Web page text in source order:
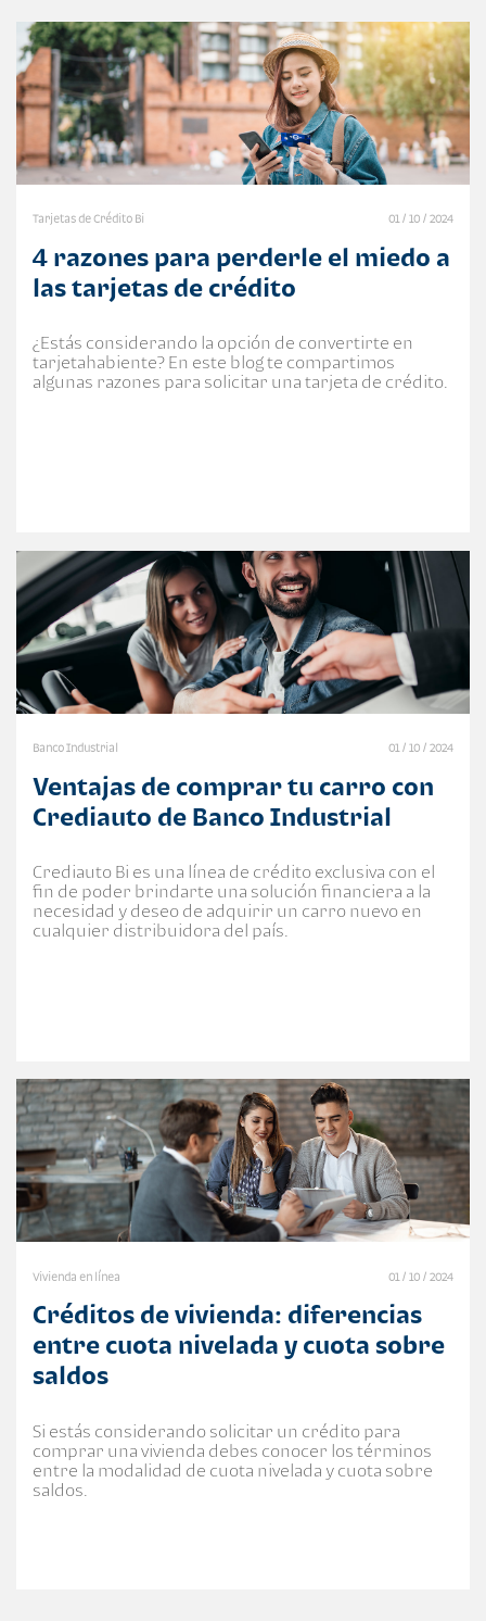
Tarjetas de Crédito Bi 01 / 10 / 2024
4 razones para perderle el miedo a
las tarjetas de crédito
¿Estás considerando la opción de convertirte en
tarjetahabiente? En este blog te compartimos
algunas razones para solicitar una tarjeta de crédito.
Banco Industrial 01 / 10 / 2024
Ventajas de comprar tu carro con
Crediauto de Banco Industrial
Crediauto Bi es una línea de crédito exclusiva con el
fin de poder brindarte una solución financiera a la
necesidad y deseo de adquirir un carro nuevo en
cualquier distribuidora del país.
Vivienda en línea 01 / 10 / 2024
Créditos de vivienda: diferencias
entre cuota nivelada y cuota sobre
saldos
Si estás considerando solicitar un crédito para
comprar una vivienda debes conocer los términos
entre la modalidad de cuota nivelada y cuota sobre
saldos.